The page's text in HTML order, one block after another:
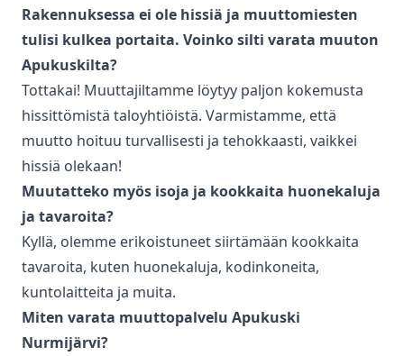
Rakennuksessa ei ole hissiä ja muuttomiesten
tulisi kulkea portaita. Voinko silti varata muuton
Apukuskilta?
Tottakai! Muuttajiltamme löytyy paljon kokemusta
hissittömistä taloyhtiöistä. Varmistamme, että
muutto hoituu turvallisesti ja tehokkaasti, vaikkei
hissiä olekaan!
Muutatteko myös isoja ja kookkaita huonekaluja
ja tavaroita?
Kyllä, olemme erikoistuneet siirtämään kookkaita
tavaroita, kuten huonekaluja, kodinkoneita,
kuntolaitteita ja muita.
Miten varata muuttopalvelu Apukuski
Nurmijärvi?